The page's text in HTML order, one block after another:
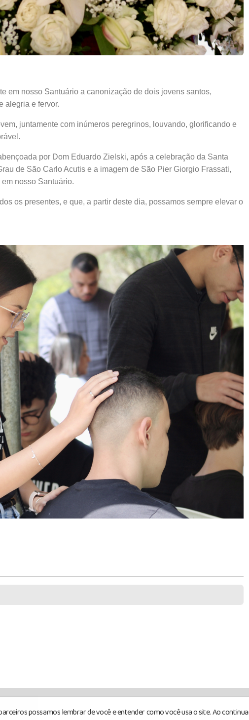
em nosso Santuário a canonização de dois jovens santos,
alegria e fervor.
juntamente com inúmeros peregrinos, louvando, glorificando e
por Dom Eduardo Zielski, após a celebração da Santa
de São Carlo Acutis e a imagem de São Pier Giorgio Frassati,
nosso Santuário.
os presentes, e que, a partir deste dia, possamos sempre elevar o
possamos lembrar de você e entender como você usa o site. Ao